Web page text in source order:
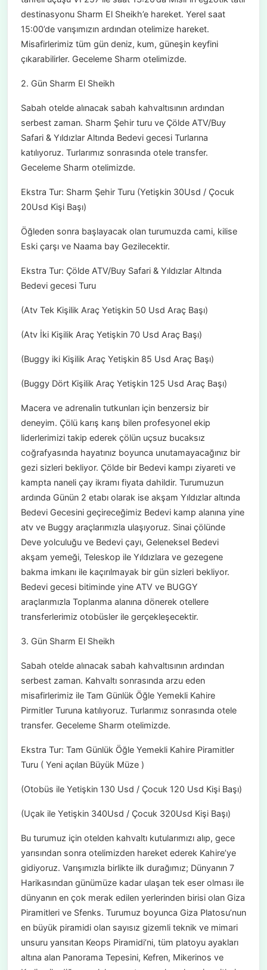
destinasyonu Sharm El Sheikh’e hareket. Yerel saat
15:00’de varışımızın ardından otelimize hareket.
Misafirlerimiz tüm gün deniz, kum, güneşin keyfini
çıkarabilirler. Geceleme Sharm otelimizde.
2. Gün Sharm El Sheikh
Sabah otelde alınacak sabah kahvaltısının ardından
serbest zaman. Sharm Şehir turu ve Çölde ATV/Buy
Safari & Yıldızlar Altında Bedevi gecesi Turlarına
katılıyoruz. Turlarımız sonrasında otele transfer.
Geceleme Sharm otelimizde.
Ekstra Tur: Sharm Şehir Turu (Yetişkin 30Usd / Çocuk
20Usd Kişi Başı)
Öğleden sonra başlayacak olan turumuzda cami, kilise
Eski çarşı ve Naama bay Gezilecektir.
Ekstra Tur: Çölde ATV/Buy Safari & Yıldızlar Altında
Bedevi gecesi Turu
(Atv Tek Kişilik Araç Yetişkin 50 Usd Araç Başı)
(Atv İki Kişilik Araç Yetişkin 70 Usd Araç Başı)
(Buggy iki Kişilik Araç Yetişkin 85 Usd Araç Başı)
(Buggy Dört Kişilik Araç Yetişkin 125 Usd Araç Başı)
Macera ve adrenalin tutkunları için benzersiz bir
deneyim. Çölü karış karış bilen profesyonel ekip
liderlerimizi takip ederek çölün uçsuz bucaksız
coğrafyasında hayatınız boyunca unutamayacağınız bir
gezi sizleri bekliyor. Çölde bir Bedevi kampı ziyareti ve
kampta naneli çay ikramı fiyata dahildir. Turumuzun
ardında Günün 2 etabı olarak ise akşam Yıldızlar altında
Bedevi Gecesini geçireceğimiz Bedevi kamp alanına yine
atv ve Buggy araçlarımızla ulaşıyoruz. Sinai çölünde
Deve yolculuğu ve Bedevi çayı, Geleneksel Bedevi
akşam yemeği, Teleskop ile Yıldızlara ve gezegene
bakma imkanı ile kaçırılmayak bir gün sizleri bekliyor.
Bedevi gecesi bitiminde yine ATV ve BUGGY
araçlarımızla Toplanma alanına dönerek otellere
transferlerimiz otobüsler ile gerçekleşecektir.
3. Gün Sharm El Sheikh
Sabah otelde alınacak sabah kahvaltısının ardından
serbest zaman. Kahvaltı sonrasında arzu eden
misafirlerimiz ile Tam Günlük Öğle Yemekli Kahire
Pirmitler Turuna katılıyoruz. Turlarımız sonrasında otele
transfer. Geceleme Sharm otelimizde.
Ekstra Tur: Tam Günlük Öğle Yemekli Kahire Piramitler
Turu ( Yeni açılan Büyük Müze )
(Otobüs ile Yetişkin 130 Usd / Çocuk 120 Usd Kişi Başı)
(Uçak ile Yetişkin 340Usd / Çocuk 320Usd Kişi Başı)
Bu turumuz için otelden kahvaltı kutularımızı alıp, gece
yarısından sonra otelimizden hareket ederek Kahire’ye
gidiyoruz. Varışımızla birlikte ilk durağımız; Dünyanın 7
Harikasından günümüze kadar ulaşan tek eser olması ile
dünyanın en çok merak edilen yerlerinden birisi olan Giza
Piramitleri ve Sfenks. Turumuz boyunca Giza Platosu’nun
en büyük piramidi olan sayısız gizemli teknik ve mimari
unsuru yansıtan Keops Piramidi’ni, tüm platoyu ayakları
altına alan Panorama Tepesini, Kefren, Mikerinos ve